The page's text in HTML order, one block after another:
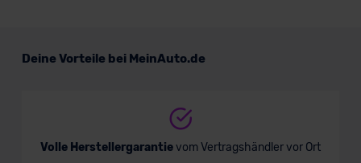
In-Hybrid
Deine Vorteile bei MeinAuto.de
Volle Herstellergarantievom Vertragshändler vor Ort